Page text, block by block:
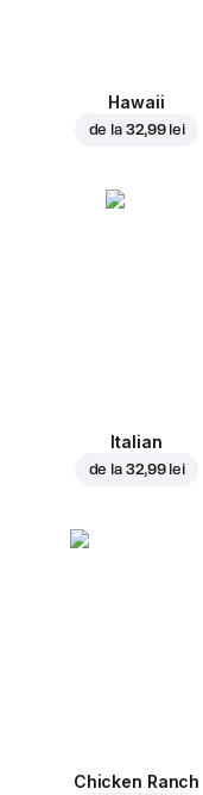
Hawaii
de la 32,99 lei
Italian
de la 32,99 lei
Chicken Ranch